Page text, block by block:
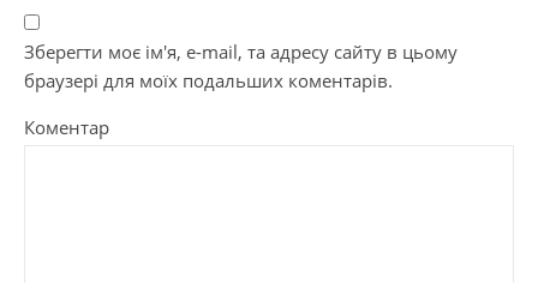
Зберегти моє ім'я, e-mail, та адресу сайту в цьому
браузері для моїх подальших коментарів.
Коментар